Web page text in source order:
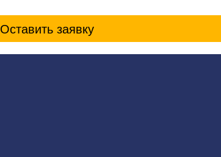
Оставить заявку